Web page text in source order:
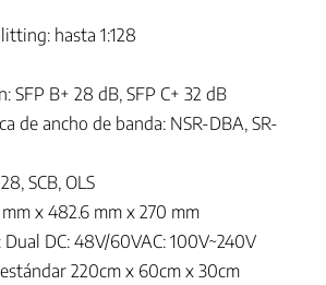
hasta 1:128
SFP B+ 28 dB, SFP C+ 32 dB
de ancho de banda: NSR-DBA, SR-
SCB, OLS
x 482.6 mm x 270 mm
DC: 48V/60VAC: 100V~240V
220cm x 60cm x 30cm